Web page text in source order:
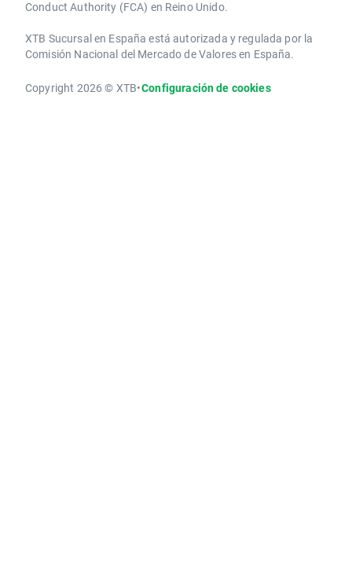
Conduct Authority ​(FCA) en ​​Reino Unido.
XTB Sucursal en España está autorizada y regulada por la
Comisión Nacional del Mercado de Valores en España.
Copyright 2026 © XTB•Configuración de cookies